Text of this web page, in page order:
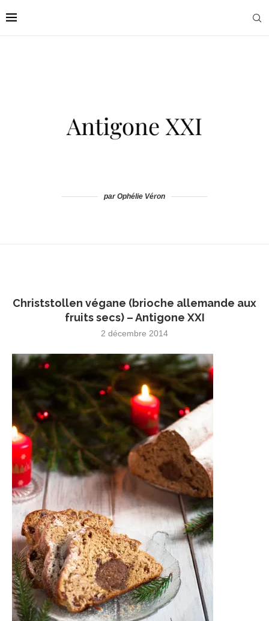
par Ophélie Véron
Christstollen végane (brioche allemande aux
fruits secs) – Antigone XXI
2 décembre 2014